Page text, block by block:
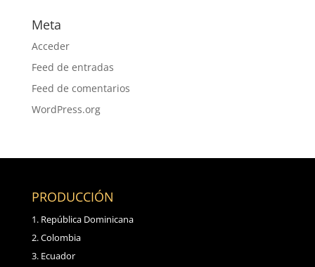
Meta
Acceder
Feed de entradas
Feed de comentarios
WordPress.org
PRODUCCIÓN
República Dominicana
Colombia
Ecuador